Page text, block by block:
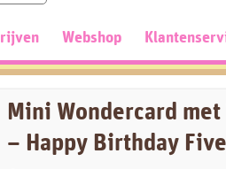
Webshop
Mini Wondercard
– Happy Birthday Five